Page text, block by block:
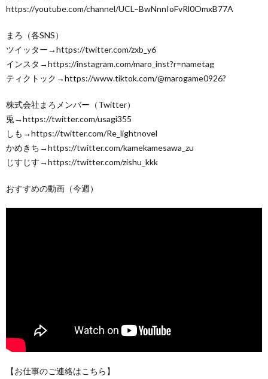
https://youtube.com/channel/UCL–BwNnnIoFvRl0OmxB77A
まろ（各SNS）
ツイッター→https://twitter.com/zxb_y6
インスタ→https://instagram.com/maro_inst?r=nametag
ティクトック→https://www.tiktok.com/@marogame0926?
株式会社まろメンバー（Twitter）
兎→https://twitter.com/usagi355
しも→https://twitter.com/Re_lightnovel
かめきち→https://twitter.com/kamekamesawa_zu
じすじす→https://twitter.com/zishu_kkk
おすすめの動画（今週）
【お仕事のご連絡はこちら】